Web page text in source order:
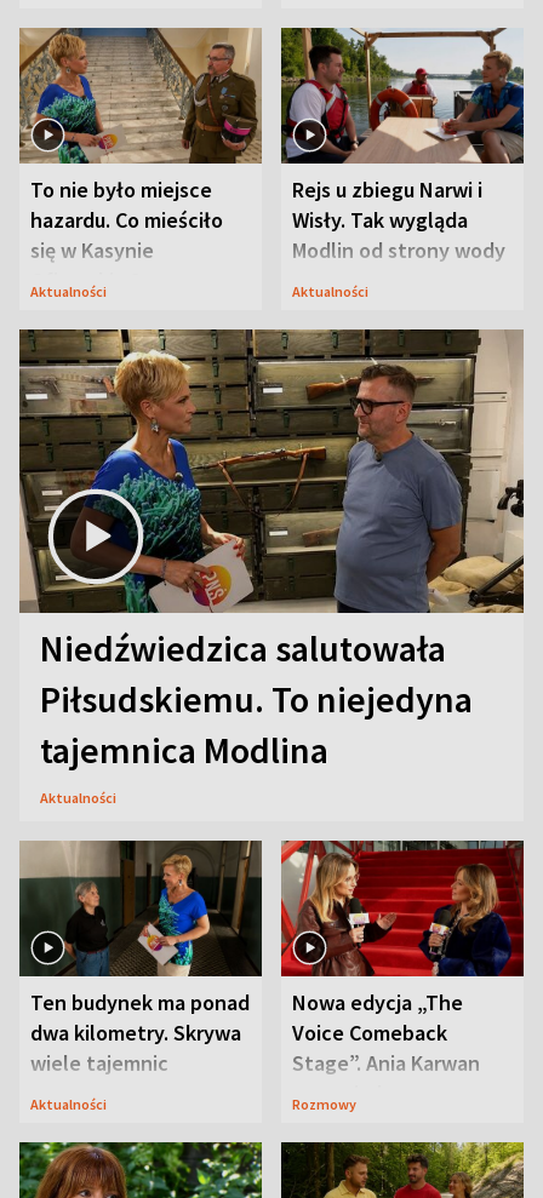
To nie było miejsce
hazardu. Co mieściło
się w Kasynie
Oficerskim?
Aktualności
Rejs u zbiegu Narwi i
Wisły. Tak wygląda
Modlin od strony wody
Aktualności
Niedźwiedzica salutowała
Piłsudskiemu. To niejedyna
tajemnica Modlina
Aktualności
Ten budynek ma ponad
dwa kilometry. Skrywa
wiele tajemnic
Aktualności
Nowa edycja „The
Voice Comeback
Stage”. Ania Karwan
zapowiada
Rozmowy